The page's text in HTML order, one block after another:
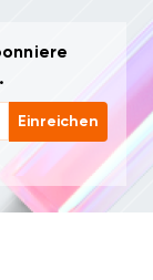
Einreichen